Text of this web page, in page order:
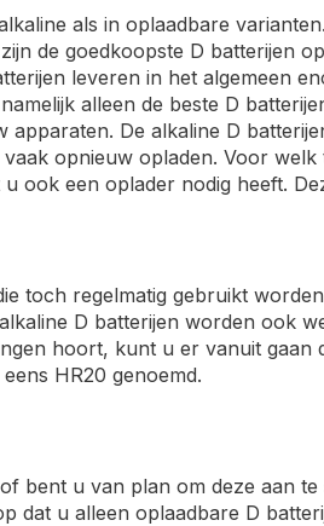
als in oplaadbare
de goedkoopste D batterijen
leveren in het algemeen
alleen de beste D
apparaten. De alkaline D
opnieuw opladen. Voor
ook een oplader nodig heeft.
toch regelmatig gebruikt
D batterijen worden ook
hoort, kunt u er vanuit gaan
HR20 genoemd.
bent u van plan om deze aan
dat u alleen oplaadbare D